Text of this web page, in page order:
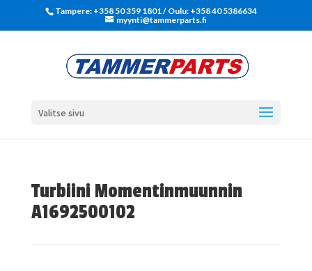
Tampere: +358 50 359 1801‬ / Oulu: +358 40 5386634
myynti@tammerparts.fi
Valitse sivu
Turbiini Momentinmuunnin
A1692500102